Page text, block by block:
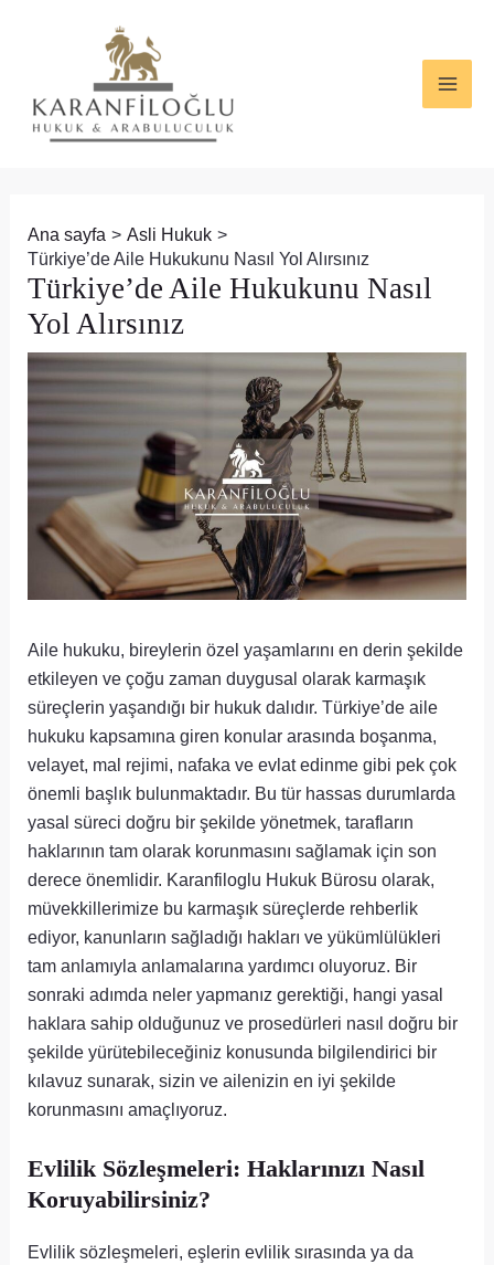
Ana sayfa
Asli Hukuk
Türkiye’de Aile Hukukunu Nasıl Yol Alırsınız
Türkiye’de Aile Hukukunu Nasıl
Yol Alırsınız
Aile hukuku, bireylerin özel yaşamlarını en derin şekilde
etkileyen ve çoğu zaman duygusal olarak karmaşık
süreçlerin yaşandığı bir hukuk dalıdır. Türkiye’de aile
hukuku kapsamına giren konular arasında boşanma,
velayet, mal rejimi, nafaka ve evlat edinme gibi pek çok
önemli başlık bulunmaktadır. Bu tür hassas durumlarda
yasal süreci doğru bir şekilde yönetmek, tarafların
haklarının tam olarak korunmasını sağlamak için son
derece önemlidir. Karanfiloglu Hukuk Bürosu olarak,
müvekkillerimize bu karmaşık süreçlerde rehberlik
ediyor, kanunların sağladığı hakları ve yükümlülükleri
tam anlamıyla anlamalarına yardımcı oluyoruz. Bir
sonraki adımda neler yapmanız gerektiği, hangi yasal
haklara sahip olduğunuz ve prosedürleri nasıl doğru bir
şekilde yürütebileceğiniz konusunda bilgilendirici bir
kılavuz sunarak, sizin ve ailenizin en iyi şekilde
korunmasını amaçlıyoruz.
Evlilik Sözleşmeleri: Haklarınızı Nasıl
Koruyabilirsiniz?
Evlilik sözleşmeleri, eşlerin evlilik sırasında ya da